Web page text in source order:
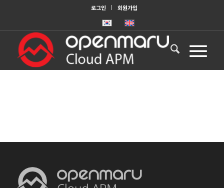
로그인 회원가입